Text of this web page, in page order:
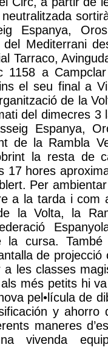
Espanya,
Mediterrani
Tarraco,
a
el seu final a
de la
del dimecres 3
Espanya,
de la Rambla
la resta de
17 hores
Per
a la tarda i com
la Volta, la
la cursa.
de
les classes
més petits hi
pel•lícula de
y
maneres
vivenda